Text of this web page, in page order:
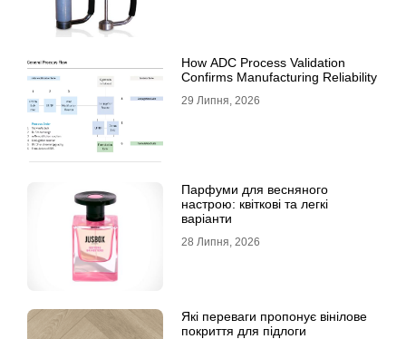
How ADC Process Validation
Confirms Manufacturing Reliability
29 Липня, 2026
Парфуми для весняного
настрою: квіткові та легкі
варіанти
28 Липня, 2026
Які переваги пропонує вінілове
покриття для підлоги